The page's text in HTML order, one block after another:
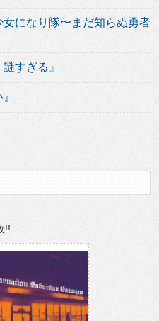
になり隊〜まだ知らぬ勇者
すぎる』
!!